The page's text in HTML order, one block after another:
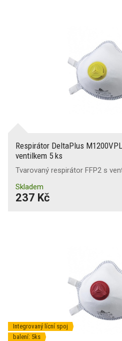
Respirátor DeltaPlus
ventilkem 5 ks
Tvarovaný respirátor FFP2 s
Skladem
237 Kč
Integrovaný lícní spoj
balení: 5ks